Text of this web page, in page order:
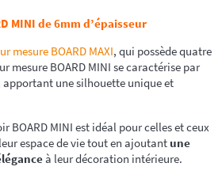
MINI de 6mm d’épaisseur
mesure BOARD MAXI, qui possède quatre
mesure BOARD MINI se caractérise par
apportant une silhouette unique et
BOARD MINI est idéal pour celles et ceux
espace de vie tout en ajoutant une
à leur décoration intérieure.